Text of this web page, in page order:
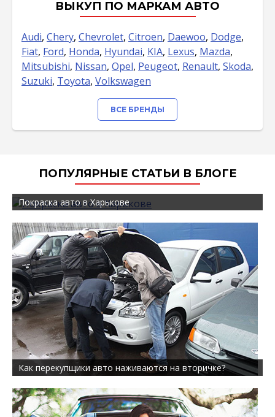
ВЫКУП ПО МАРКАМ АВТО
Audi, Chery, Chevrolet, Citroen, Daewoo, Dodge,
Fiat, Ford, Honda, Hyundai, KIA, Lexus, Mazda,
Mitsubishi, Nissan, Opel, Peugeot, Renault, Skoda,
Suzuki, Toyota, Volkswagen
ВСЕ БРЕНДЫ
ПОПУЛЯРНЫЕ СТАТЬИ В БЛОГЕ
Покраска авто в Харькове
Как перекупщики авто наживаются на вторичке?